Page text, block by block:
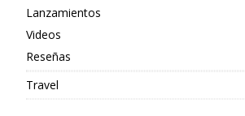
Lanzamientos
Videos
Reseñas
Travel